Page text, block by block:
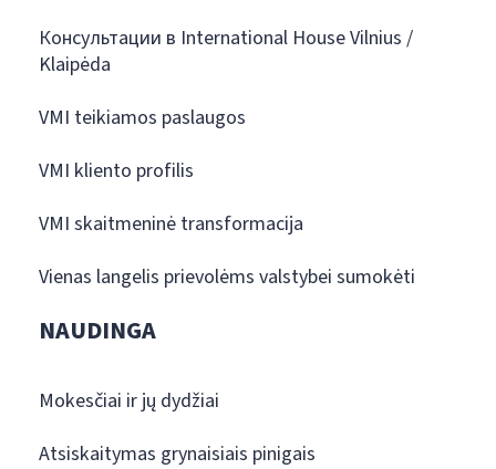
Консультации в International House Vilnius /
Klaipėda
VMI teikiamos paslaugos
VMI kliento profilis
VMI skaitmeninė transformacija
Vienas langelis prievolėms valstybei sumokėti
NAUDINGA
Mokesčiai ir jų dydžiai
Atsiskaitymas grynaisiais pinigais